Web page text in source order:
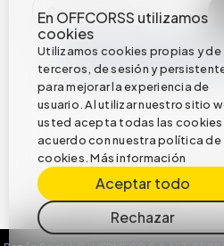
En OFFCORSS utilizamos
cookies
Utilizamos cookies propias y de
terceros, de sesión y
para mejorar la experiencia de
usuario. Al utilizar nuestro sitio
usted acepta todas las cookies
acuerdo con nuestra política de
cookies.Más información
Aceptar todo
Rechazar